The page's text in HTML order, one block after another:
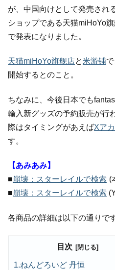
が、中国向けとして発売され
ショップである天猫miHoYo
で発表になりました。
天猫miHoYo旗舰店と米游铺
開始するとのこと。
ちなみに、今後日本でも
輸入新グッズの予約販売が行
際はタイミングがあえばXア
す。
【あみあみ】
■崩壊：スターレイルで検索 (
■崩壊：スターレイルで検索
各商品の詳細は以下の通りです
目次
ねんどろいど 丹恒